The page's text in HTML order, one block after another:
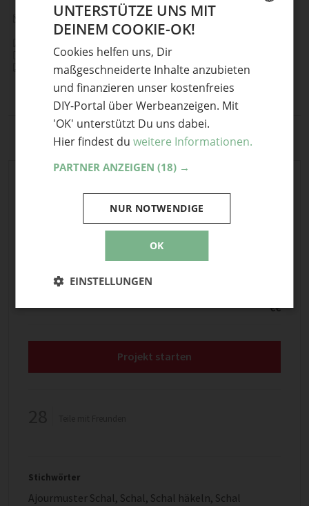
Projektübersicht
€€
Projekt starten
Stichwörter
Ajourmuster Schal, Schal, Schal häkeln, Schal
UNTERSTÜTZE UNS MIT
DEINEM COOKIE-OK!
Cookies helfen uns, Dir
maßgeschneiderte Inhalte anzubieten
und finanzieren unser kostenfreies
DIY-Portal über Werbeanzeigen. Mit
'OK' unterstützt Du uns dabei.
Hier findest du weitere Informationen.
PARTNER ANZEIGEN (18) →
OK
NUR NOTWENDIGE
EINSTELLUNGEN